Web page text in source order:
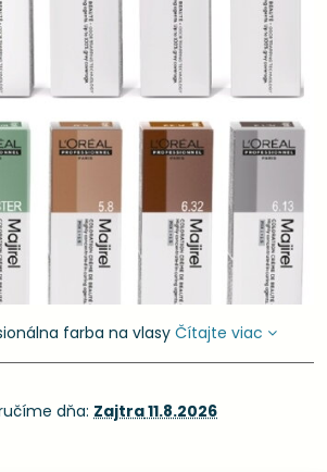
farba na vlasy Čítajte viac
dňa: Zajtra11.8.2026